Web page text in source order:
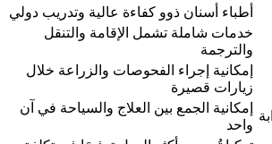
أطباء أسنان ذوو كفاءة عالية وتدريب دولي
خدمات شاملة تشمل الإقامة والتنقل
والترجمة
إمكانية إجراء الفحوصات والزراعة خلال
زيارات قصيرة
إمكانية الجمع بين العلاج والسياحة في آن
واحد